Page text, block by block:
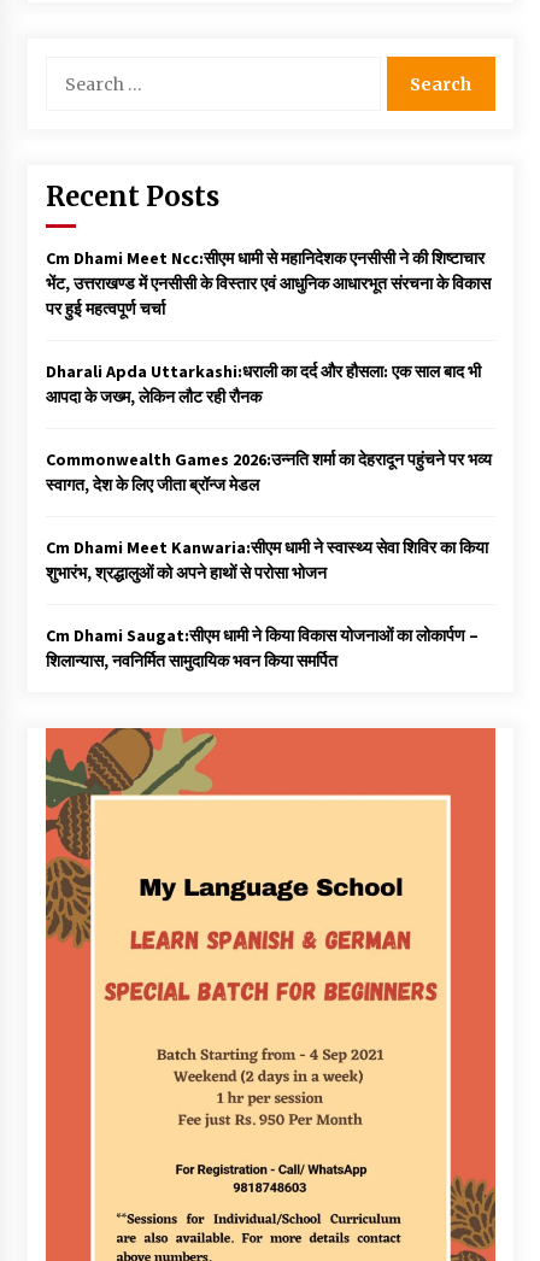
for:
Recent Posts
Cm Dhami Meet Ncc:सीएम धामी से महानिदेशक एनसीसी ने की शिष्टाचार
भेंट, उत्तराखण्ड में एनसीसी के विस्तार एवं आधुनिक आधारभूत संरचना के विकास
पर हुई महत्वपूर्ण चर्चा
Dharali Apda Uttarkashi:धराली का दर्द और हौसला: एक साल बाद भी
आपदा के जख्म, लेकिन लौट रही रौनक
Commonwealth Games 2026:उन्नति शर्मा का देहरादून पहुंचने पर भव्य
स्वागत, देश के लिए जीता ब्रॉन्ज मेडल
Cm Dhami Meet Kanwaria:सीएम धामी ने स्वास्थ्य सेवा शिविर का किया
शुभारंभ, श्रद्धालुओं को अपने हाथों से परोसा भोजन
Cm Dhami Saugat:सीएम धामी ने किया विकास योजनाओं का लोकार्पण –
शिलान्यास, नवनिर्मित सामुदायिक भवन किया समर्पित